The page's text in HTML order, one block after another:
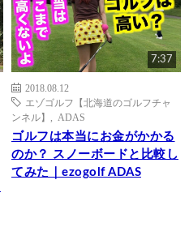
7:37
2018.08.12
エゾゴルフ【北海道のゴルフチャ
ンネル】
ADAS
ゴルフは本当にお金がかかる
のか？ スノーボードと比較し
てみた｜ezogolf ADAS